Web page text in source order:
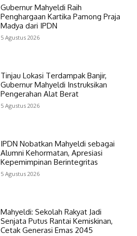
Gubernur Mahyeldi Raih
Penghargaan Kartika Pamong Praja
Madya dari IPDN
5 Agustus 2026
Tinjau Lokasi Terdampak Banjir,
Gubernur Mahyeldi Instruksikan
Pengerahan Alat Berat
5 Agustus 2026
IPDN Nobatkan Mahyeldi sebagai
Alumni Kehormatan, Apresiasi
Kepemimpinan Berintegritas
5 Agustus 2026
Mahyeldi: Sekolah Rakyat Jadi
Senjata Putus Rantai Kemiskinan,
Cetak Generasi Emas 2045